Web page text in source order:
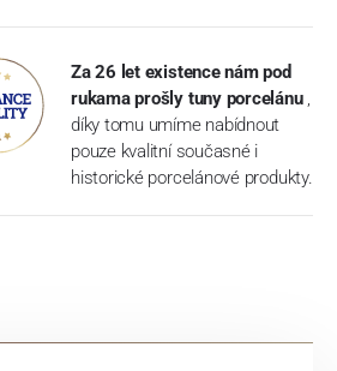
Za 26 let existence nám pod
rukama prošly tuny porcelánu ,
díky tomu umíme nabídnout
pouze kvalitní současné i
historické porcelánové produkty.